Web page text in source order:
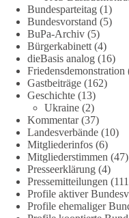
sein muss. Die strategische
Deutschland in der NATO
stärksten konventionellen
über die
Wie siehst du das? Mach
uns deine Meinung:
point_righthttps://diebasis-
2026/point_left
🟩🟩🟦🟦🟥🟥🟧🟧
Quelle:#section-6092974"
rel="noreferrer">https://
Bundesparteitag (1)
Bundesvorstand (5)
BuPa-Archiv (5)
Bürgerkabinett (4)
dieBasis analog (16)
Friedensdemonstration
Gastbeiträge (162)
Geschichte (13)
Ukraine (2)
Kommentar(37)
Landesverbände (10)
Mitgliederinfos (6)
Mitgliederstimmen (47)
Presseerklärung (4)
Pressemitteilungen
Profile aktiver
Profile ehemaliger